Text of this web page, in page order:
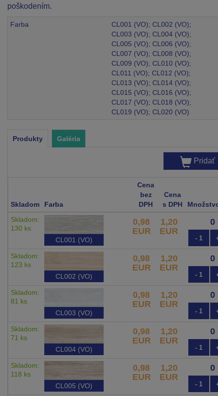
poškodením.
Farba
CL001 (VO); CL002 (VO);
CL003 (VO); CL004 (VO);
CL005 (VO); CL006 (VO);
CL007 (VO); CL008 (VO);
CL009 (VO); CL010 (VO);
CL011 (VO); CL012 (VO);
CL013 (VO); CL014 (VO);
CL015 (VO); CL016 (VO);
CL017 (VO); CL018 (VO);
CL019 (VO); CL020 (VO)
Produkty Galéria
Pridať
Skladom Farba
Cena
bez
DPH
Cena
s DPH
Skladom:
130 ks
CL001 (VO)
0,98
EUR
1,20
EUR
- 1
Skladom:
123 ks
CL002 (VO)
0,98
EUR
1,20
EUR
- 1
Skladom:
81 ks
CL003 (VO)
0,98
EUR
1,20
EUR
- 1
Skladom:
71 ks
CL004 (VO)
0,98
EUR
1,20
EUR
- 1
Skladom:
118 ks
CL005 (VO)
0,98
EUR
1,20
EUR
- 1